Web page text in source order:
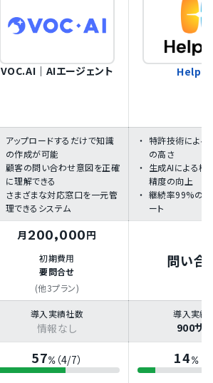
VOC.AI｜AIエージェント
アップロードするだけで知識
の作成が可能
顧客の問い合わせ意図を正確
に理解できる
さまざまな対応窓口を一元管
理できるシステム
特許技術による
の高さ
生成AIによる検
精度の向上
継続率99%の
ート
月 200,000円
初期費用
要問合せ
(他3プラン)
問い合
導入実績社数
情報なし
導入実績
900サ
57% （4/7） 14%（